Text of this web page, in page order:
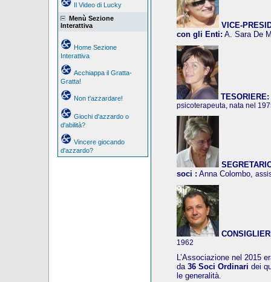
Il Video di Lucky
Menù Sezione
Interattiva
Home Sezione
Interattiva
Acchiappa il Gratta-
Gratta!
Non t'azzardare!
Giochi d'azzardo o
d'abilità?
Vincere giocando
d'azzardo?
VICE-
con gli Enti: A. Sara De
TESORIERE:
psicoterapeuta, nata nel
soci : Anna Colombo,
1962
L’Associazione nel 2015
da 36 Soci Ordinari dei
le generalità.